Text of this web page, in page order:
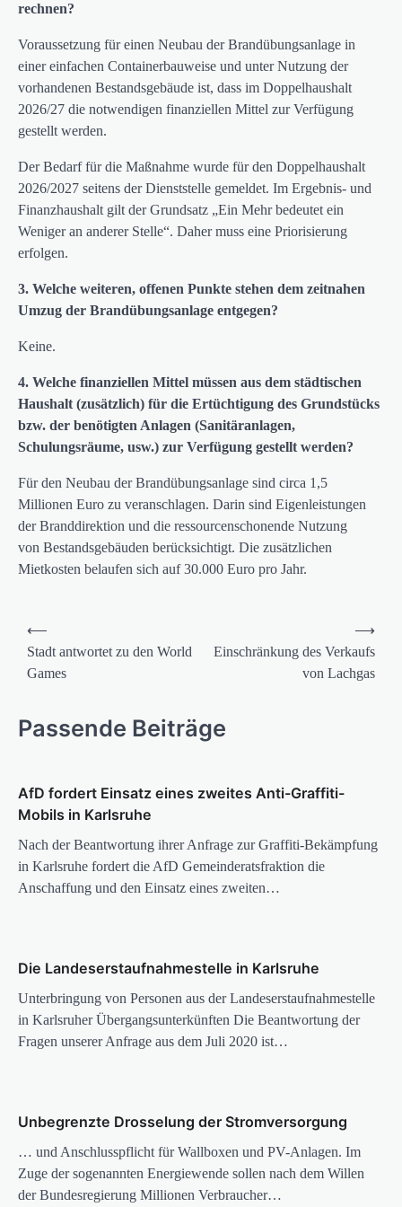
rechnen?
Voraussetzung für einen Neubau der Brandübungsanlage in
einer einfachen Containerbauweise und unter Nutzung der
vorhandenen Bestandsgebäude ist, dass im Doppelhaushalt
2026/27 die notwendigen finanziellen Mittel zur Verfügung
gestellt werden.
Der Bedarf für die Maßnahme wurde für den Doppelhaushalt
2026/2027 seitens der Dienststelle gemeldet. Im Ergebnis- und
Finanzhaushalt gilt der Grundsatz „Ein Mehr bedeutet ein
Weniger an anderer Stelle“. Daher muss eine Priorisierung
erfolgen.
3. Welche weiteren, offenen Punkte stehen dem zeitnahen
Umzug der Brandübungsanlage entgegen?
Keine.
4. Welche finanziellen Mittel müssen aus dem städtischen
Haushalt (zusätzlich) für die Ertüchtigung des Grundstücks
bzw. der benötigten Anlagen (Sanitäranlagen,
Schulungsräume, usw.) zur Verfügung gestellt werden?
Für den Neubau der Brandübungsanlage sind circa 1,5
Millionen Euro zu veranschlagen. Darin sind Eigenleistungen
der Branddirektion und die ressourcenschonende Nutzung
von Bestandsgebäuden berücksichtigt. Die zusätzlichen
Mietkosten belaufen sich auf 30.000 Euro pro Jahr.
Beitragsnavigation
⟵
Stadt antwortet zu den World
Games
Einschränkung des Verkaufs
von Lachgas
⟶
Passende Beiträge
AfD fordert Einsatz eines zweites Anti-Graffiti-
Mobils in Karlsruhe
Nach der Beantwortung ihrer Anfrage zur Graffiti-Bekämpfung
in Karlsruhe fordert die AfD Gemeinderatsfraktion die
Anschaffung und den Einsatz eines zweiten…
Die Landeserstaufnahmestelle in Karlsruhe
Unterbringung von Personen aus der Landeserstaufnahmestelle
in Karlsruher Übergangsunterkünften Die Beantwortung der
Fragen unserer Anfrage aus dem Juli 2020 ist…
Unbegrenzte Drosselung der Stromversorgung
… und Anschlusspflicht für Wallboxen und PV-Anlagen. Im
Zuge der sogenannten Energiewende sollen nach dem Willen
der Bundesregierung Millionen Verbraucher…